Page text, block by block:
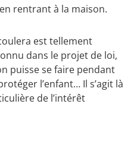
rentrant à la maison.
est tellement
dans le projet de loi,
puisse se faire pendant
l’enfant… Il s’agit là
de l’intérêt